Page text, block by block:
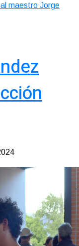
maestro Jorge